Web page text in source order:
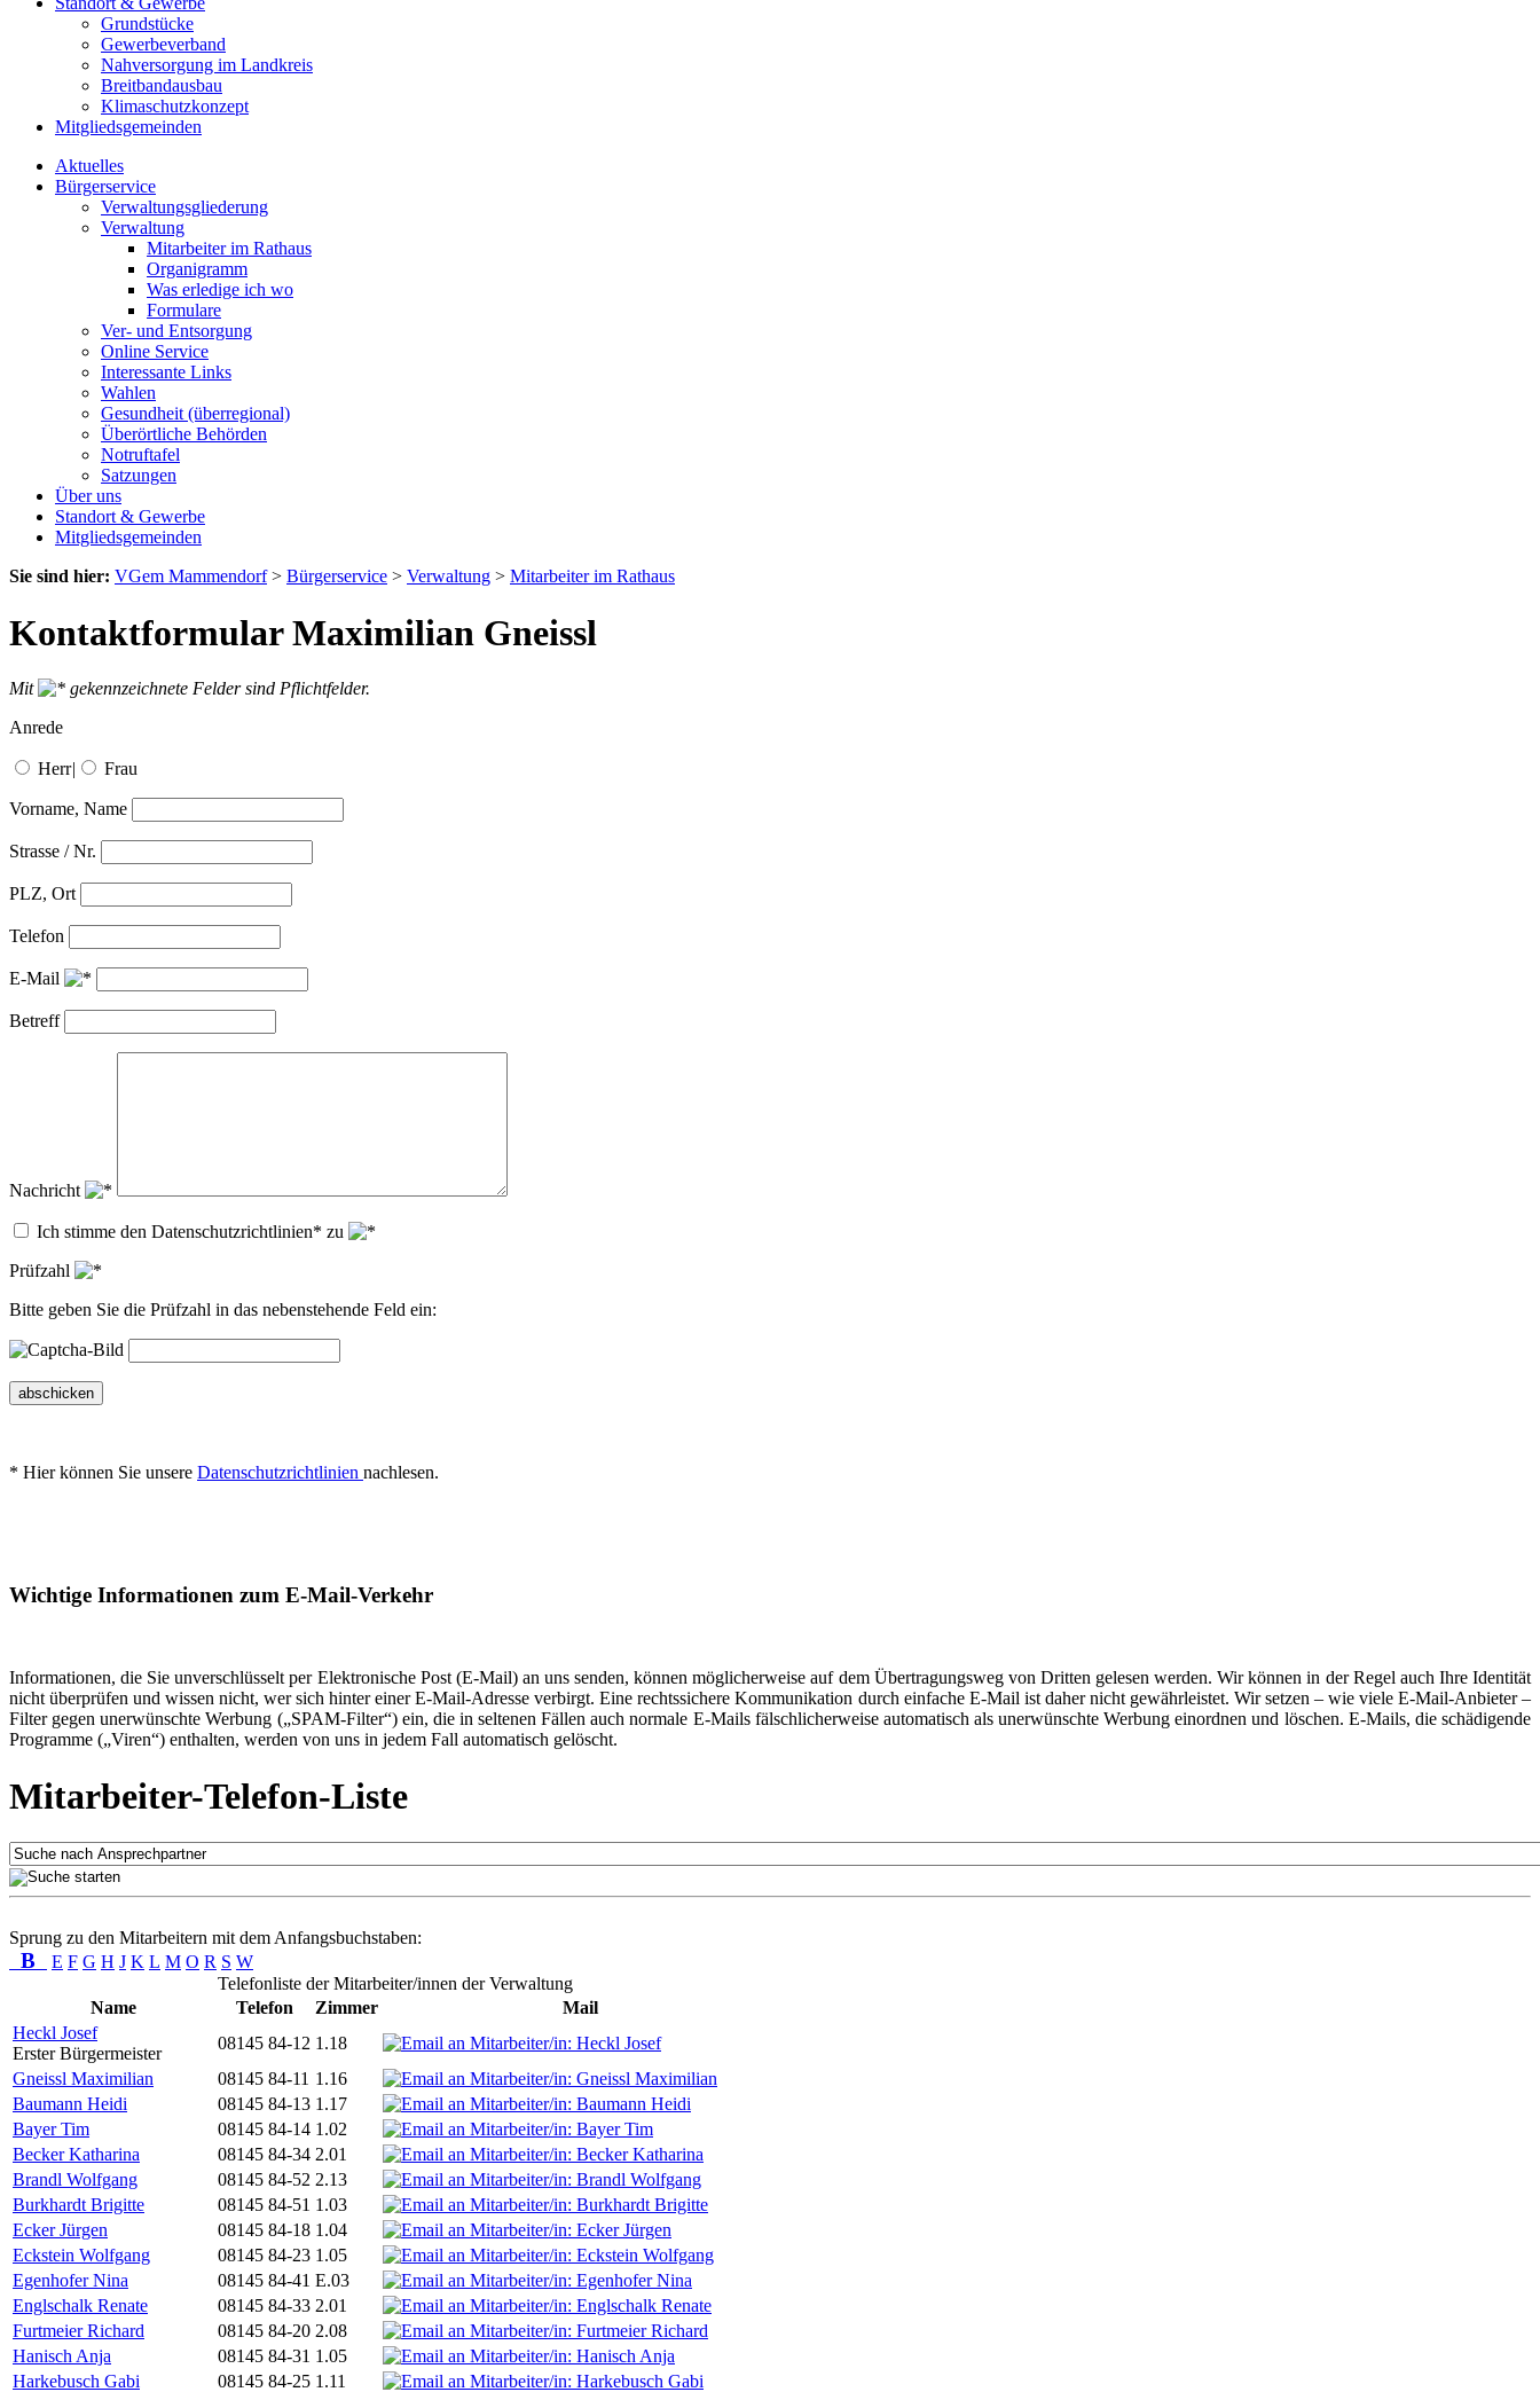
Grundstücke
Gewerbeverband
Nahversorgung im Landkreis
Breitbandausbau
Klimaschutzkonzept
Mitgliedsgemeinden
Aktuelles
Bürgerservice
Verwaltungsgliederung
Verwaltung
Mitarbeiter im Rathaus
Organigramm
Was erledige ich wo
Formulare
Ver- und Entsorgung
Online Service
Interessante Links
Wahlen
Gesundheit (überregional)
Überörtliche Behörden
Notruftafel
Satzungen
Über uns
Standort & Gewerbe
Mitgliedsgemeinden
Sie sind hier: VGem Mammendorf> Bürgerservice > Verwaltung > Mitarbeiter im Rathaus
Kontaktformular Maximilian Gneissl
Mit
gekennzeichnete Felder sind Pflichtfelder.
Anrede
Herr| Frau
Vorname, Name
Strasse / Nr.
PLZ, Ort
Telefon
E-Mail
Betreff
Nachricht
Ich stimme den Datenschutzrichtlinien* zu
Prüfzahl
Bitte geben Sie die Prüfzahl in das nebenstehende Feld ein:
abschicken
* Hier können Sie unsere Datenschutzrichtlinien nachlesen.
Wichtige Informationen zum E-Mail-Verkehr
Informationen, die Sie unverschlüsselt per Elektronische Post (E-Mail) an uns senden, können möglicherweise auf dem Übertragungsweg von Dritten gelesen werden. Wir können in der Regel auch Ihre Identität
nicht überprüfen und wissen nicht, wer sich hinter einer E-Mail-Adresse verbirgt. Eine rechtssichere Kommunikation durch einfache E-Mail ist daher nicht gewährleistet. Wir setzen – wie viele E-Mail-Anbieter –
Filter gegen unerwünschte Werbung („SPAM-Filter“) ein, die in seltenen Fällen auch normale E-Mails fälschlicherweise automatisch als unerwünschte Werbung einordnen und löschen. E-Mails, die schädigende
Programme („Viren“) enthalten, werden von uns in jedem Fall automatisch gelöscht.
Mitarbeiter-Telefon-Liste
Sprung zu den Mitarbeitern mit dem Anfangsbuchstaben:
B E F G H J K L M O R S W
Telefonliste der Mitarbeiter/innen der Verwaltung
Name
Telefon Zimmer
Mail
Heckl Josef
Erster Bürgermeister
08145 84-12 1.18
Gneissl Maximilian
08145 84-11 1.16
Baumann Heidi
08145 84-13 1.17
Bayer Tim
08145 84-14 1.02
Becker Katharina
08145 84-34 2.01
Brandl Wolfgang
08145 84-52 2.13
Burkhardt Brigitte
08145 84-51 1.03
Ecker Jürgen
08145 84-18 1.04
Eckstein Wolfgang
08145 84-23 1.05
Egenhofer Nina
08145 84-41 E.03
Englschalk Renate
08145 84-33 2.01
Furtmeier Richard
08145 84-20 2.08
Hanisch Anja
08145 84-31 1.05
Harkebusch Gabi
08145 84-25 1.11